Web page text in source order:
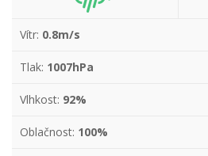
Vítr: 0.8m/s
Tlak: 1007hPa
Vlhkost: 92%
Oblačnost: 100%